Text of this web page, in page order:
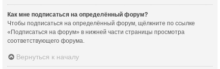
Как мне подписаться на определённый форум?
Чтобы подписаться на определённый форум, щёлкните по ссылке
«Подписаться на форум» в нижней части страницы просмотра
соответствующего форума.
Вернуться к началу